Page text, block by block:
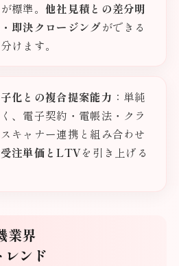
標準。 他社見積との差分明
即決クロージングができる
けます。
化との複合提案能力 ：単純
、電子契約・電帳法・クラ
キャナー連携と組み合わせ
受注単価とLTVを引き上げる
業界
ンド